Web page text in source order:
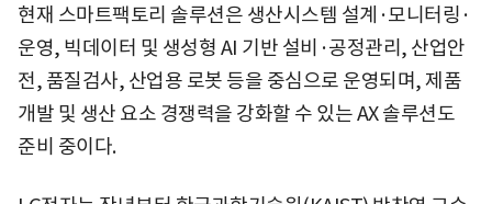
현재 스마트팩토리 솔루션은 생산시스템 설계·모니터링·
운영, 빅데이터 및 생성형 AI 기반 설비·공정관리, 산업안
전, 품질검사, 산업용 로봇 등을 중심으로 운영되며, 제품
개발 및 생산 요소 경쟁력을 강화할 수 있는 AX 솔루션도
준비 중이다.